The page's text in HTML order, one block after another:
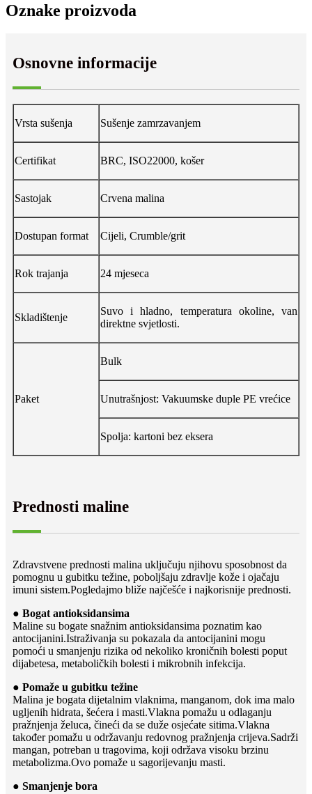
Oznake proizvoda
Osnovne informacije
Vrsta sušenja Sušenje zamrzavanjem
Certifikat BRC, ISO22000, košer
Sastojak Crvena malina
Dostupan format Cijeli, Crumble/grit
Rok trajanja 24 mjeseca
Skladištenje
Suvo i hladno, temperatura okoline, van
direktne svjetlosti.
Paket
Bulk
Unutrašnjost: Vakuumske duple PE vrećice
Spolja: kartoni bez eksera
Prednosti maline
Zdravstvene prednosti malina uključuju njihovu sposobnost da
pomognu u gubitku težine, poboljšaju zdravlje kože i ojačaju
imuni sistem.Pogledajmo bliže najčešće i najkorisnije prednosti.
● Bogat antioksidansima
Maline su bogate snažnim antioksidansima poznatim kao
antocijanini.Istraživanja su pokazala da antocijanini mogu
pomoći u smanjenju rizika od nekoliko kroničnih bolesti poput
dijabetesa, metaboličkih bolesti i mikrobnih infekcija.
● Pomaže u gubitku težine
Malina je bogata dijetalnim vlaknima, manganom, dok ima malo
ugljenih hidrata, šećera i masti.Vlakna pomažu u odlaganju
pražnjenja želuca, čineći da se duže osjećate sitima.Vlakna
također pomažu u održavanju redovnog pražnjenja crijeva.Sadrži
mangan, potreban u tragovima, koji održava visoku brzinu
metabolizma.Ovo pomaže u sagorijevanju masti.
● Smanjenje bora